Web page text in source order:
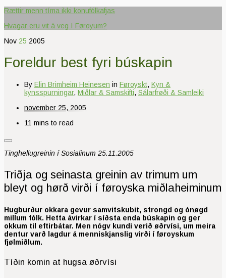
Rættir menn tíma ikki konufólkafjas
Hvagar eru vit á veg í Føroyum?
Nov 25 2005
Foreldur best fyri búskapin
By Elin Brimheim Heinesen in Føroyskt, Kyn &
kynsspurningar, Miðlar & Samskifti, Sálarfrøði & Samleiki
november 25, 2005
11 mins to read
Tinghellugreinin í Sosialinum 25.11.2005
Triðja og seinasta greinin av trimum um
bleyt og hørð virði í føroyska miðlaheiminum
Hugburður okkara gevur samvitskubit, strongd og ónøgd
millum fólk. Hetta ávirkar í síðsta enda búskapin og ger
okkum til eftirbátar. Men nógv kundi verið øðrvísi, um meira
dentur varð lagdur á menniskjanslig virði í føroyskum
fjølmiðlum.
Tíðin komin at hugsa øðrvísi